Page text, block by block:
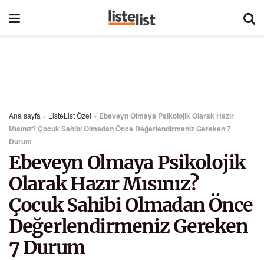
Ana sayfa » ListeList Özel » Ebeveyn Olmaya Psikolojik Olarak Hazır
Mısınız? Çocuk Sahibi Olmadan Önce Değerlendirmeniz Gereken 7
Durum
Ebeveyn Olmaya Psikolojik
Olarak Hazır Mısınız?
Çocuk Sahibi Olmadan Önce
Değerlendirmeniz Gereken
7 Durum